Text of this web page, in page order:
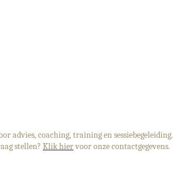
advies, coaching, training en sessiebegeleiding.
stellen? Klik hiervoor onze contactgegevens.